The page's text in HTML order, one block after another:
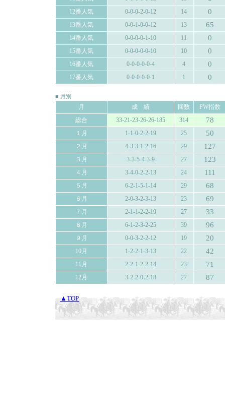
12番人気 0-0-0-2-0-12 14 0
13番人気 0-0-1-0-0-12 13 65
14番人気 0-0-0-0-1-10 11 0
15番人気 0-0-0-0-0-10 10 0
16番人気 0-0-0-0-0-4 4 0
17番人気 0-0-0-0-0-1 1 0
■ 月別
月 成 績 回数
PW指数
総合
33-21-23-26-26-185 314 78
１月 1-1-0-2-2-19 25 50
２月 4-3-3-1-2-16 29 127
３月 3-3-5-4-3-9 27 123
４月 3-4-0-2-2-13 24 111
５月 6-2-1-5-1-14 29 68
６月 2-0-3-2-3-13 23 69
７月 2-1-1-2-2-19 27 33
８月 6-1-2-3-2-25 39 96
９月 0-0-3-2-2-12 19 20
10月 1-2-2-1-3-13 22 42
11月 2-2-1-2-2-14 23 71
12月 3-2-2-0-2-18 27 87
▲TOP